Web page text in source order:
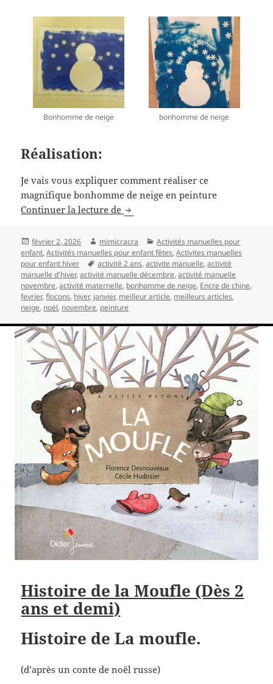
Bonhomme de neige bonhomme de neige
Réalisation:
Je vais vous expliquer comment réaliser ce
magnifique bonhomme de neige en peinture
Continuer la lecture de Tableau d’hiver avec bonhomme
Publié
le
février 2, 2026 Auteur
mimicracra Catégories
Activités manuelles pour
enfant,Activités manuelles pour enfant fêtes,Activites manuelles
pour enfant hiver
Mots-
clés
activité 2 ans,activite manuelle,activité
manuelle d'hiver,activité manuelle décembre,activité manuelle
novembre,activité maternelle, bonhomme de neige, Encre de chine,
fevrier,flocons, hiver, janvier, meilleur article, meilleurs articles,
neige, noël, novembre, peinture
Histoire de la Moufle (Dès 2
ans et demi)
Histoire de La moufle.
(d’après un conte de noël russe)